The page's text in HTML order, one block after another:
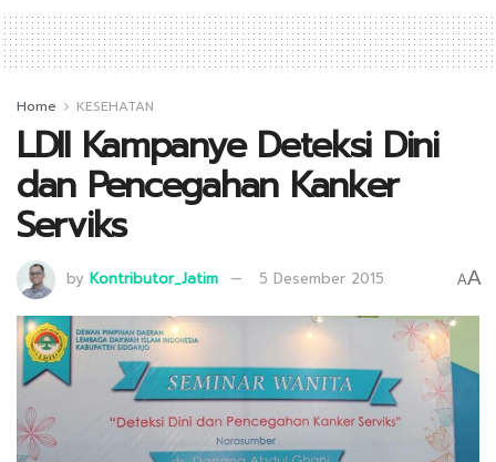
Home KESEHATAN
LDII Kampanye Deteksi Dini
dan Pencegahan Kanker
Serviks
by Kontributor_Jatim 5 Desember 2015 AA